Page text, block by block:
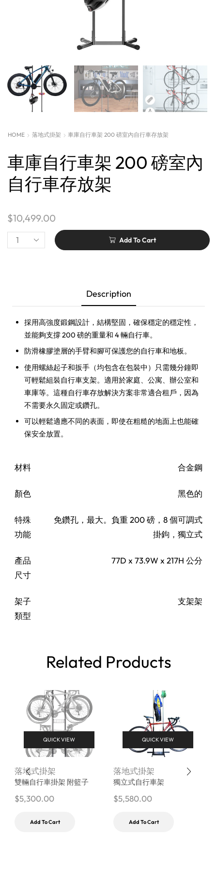
HOME 落地式掛架 車庫自行車架 200 磅室內自行車存放架
車庫自行車架 200 磅室內
自行車存放架
$10,499.00
Add To Cart
Description
採用高強度鍛鋼設計，結構堅固，確保穩定的穩定性，
並能夠支撐 200 磅的重量和 4 輛自行車。
防滑橡膠塗層的手臂和腳可保護您的自行車和地板。
使用螺絲起子和扳手（均包含在包裝中）只需幾分鐘即
可輕鬆組裝自行車支架。適用於家庭、公寓、辦公室和
車庫等。這種自行車存放解決方案非常適合租戶，因為
不需要永久固定或鑽孔。
可以輕鬆適應不同的表面，即使在粗糙的地面上也能確
保安全放置。
材料 合金鋼
顏色 黑色的
特殊
功能
免鑽孔，最大。負重 200 磅，8 個可調式
掛鉤，‎獨立式
產品
尺寸
77D x 73.9W x 217H 公分
架子
類型
支架架
Related Products
QUICK VIEW
落地式掛架
雙輛自行車掛架 附籃子
$5,300.00
Add To Cart
QUICK VIEW
落地式掛架
獨立式自行車架
$5,580.00
Add To Cart